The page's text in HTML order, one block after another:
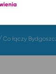
/Co łączy